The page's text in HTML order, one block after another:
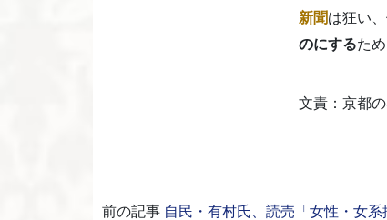
新聞は狂い
のにするた
文責：京都
前の記事 自民・有村氏、読売「女性・女